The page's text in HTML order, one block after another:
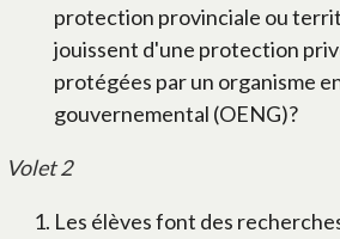
protection provinciale ou
jouissent d'une protection
protégées par un organisme
gouvernemental (OENG)?
Volet 2
Les élèves font des